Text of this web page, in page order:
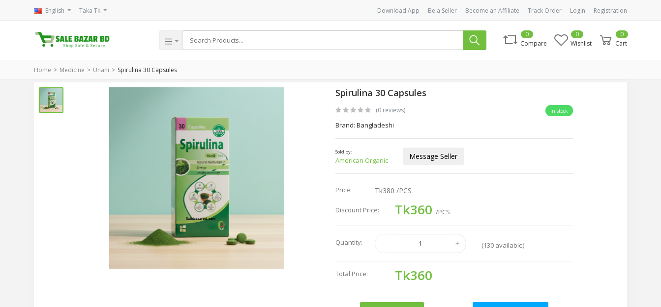
English Taka Tk Download App Be a Seller Become an Affiliate Track Order Login Registration
Compare
0
Wishlist
0
Cart
0
Home Medicine Unani Spirulina 30 Capsules
Spirulina 30 Capsules
(0 reviews) In stock
Brand: Bangladeshi
Sold by:
American Organic Message Seller
Price: Tk380/PCS
Discount Price: Tk360 /PCS
Quantity: (130available)
Total Price: Tk360